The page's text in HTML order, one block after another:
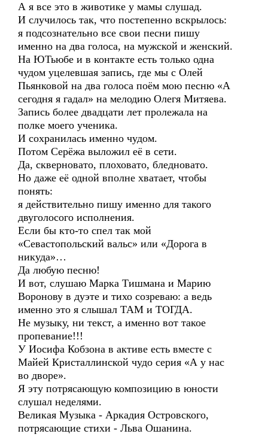
А я все это в животике у мамы слушад.
И случилось так, что постепенно вскрылось:
я подсознательно все свои песни пишу
именно на два голоса, на мужской и женский.
На ЮТьюбе и в контакте есть только одна
чудом уцелевшая запись, где мы с Олей
Пьянковой на два голоса поём мою песню «А
сегодня я гадал» на мелодию Олегя Митяева.
Запись более двадцати лет пролежала на
полке моего ученика.
И сохранилась именно чудом.
Потом Серёжа выложил её в сети.
Да, скверновато, плоховато, бледновато.
Но даже её одной вполне хватает, чтобы
понять:
я действительно пишу именно для такого
двуголосого исполнения.
Если бы кто-то спел так мой
«Севастопольский вальс» или «Дорога в
никуда»…
Да любую песню!
И вот, слушаю Марка Тишмана и Марию
Воронову в дуэте и тихо созреваю: а ведь
именно это я слышал ТАМ и ТОГДА.
Не музыку, ни текст, а именно вот такое
пропевание!!!
У Иосифа Кобзона в активе есть вместе с
Майей Кристаллинской чудо серия «А у нас
во дворе».
Я эту потрясающую композицию в юности
слушал неделями.
Великая Музыка - Аркадия Островского,
потрясающие стихи - Льва Ошанина.